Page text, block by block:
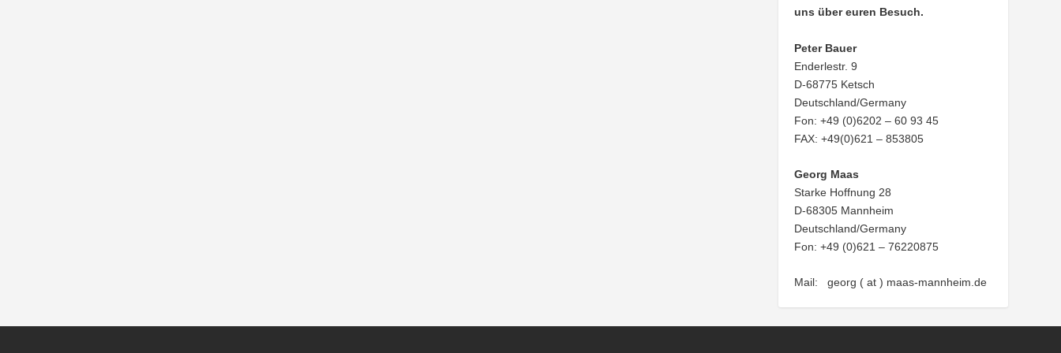
uns über euren Besuch.
Peter Bauer
Enderlestr. 9
D-68775 Ketsch
Deutschland/Germany
Fon: +49 (0)6202 – 60 93 45
FAX: +49(0)621 – 853805
Georg Maas
Starke Hoffnung 28
D-68305 Mannheim
Deutschland/Germany
Fon: +49 (0)621 – 76220875
Mail: georg ( at ) maas-mannheim.de